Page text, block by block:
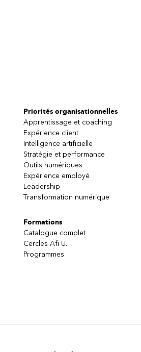
Priorités organisationnelles
Apprentissage et coaching
Expérience client
Intelligence artificielle
Stratégie et performance
Outils numériques
Expérience employé
Leadership
Transformation numérique
Formations
Catalogue complet
Cercles Afi U.
Programmes